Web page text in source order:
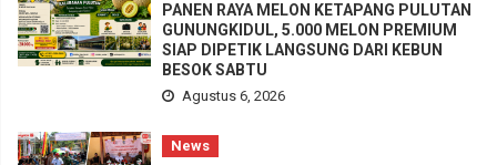
PANEN RAYA MELON KETAPANG PULUTAN
GUNUNGKIDUL, 5.000 MELON PREMIUM
SIAP DIPETIK LANGSUNG DARI KEBUN
BESOK SABTU
Agustus 6, 2026
News